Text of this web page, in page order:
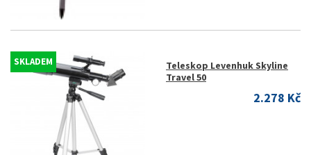
SKLADEM
Teleskop Levenhuk Skyline
Travel 50
2.278 Kč